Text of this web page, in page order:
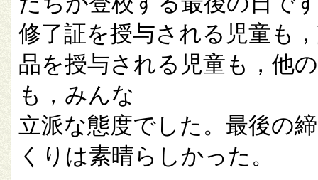
修了証を授与される児童も
品を授与される児童も，他
も，みんな
立派な態度でした。最後の
くりは素晴らしかった。